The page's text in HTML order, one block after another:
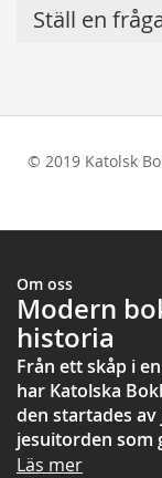
Ställ en
© 2019 Katolsk
Om oss
Modern
historia
Från ett skåp i
har Katolska
den startades
jesuitorden som
Läs mer